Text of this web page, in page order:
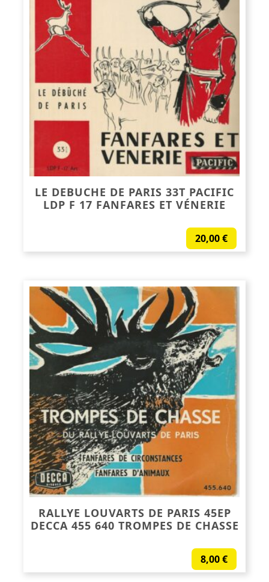
LE DEBUCHE DE PARIS 33T PACIFIC
LDP F 17 FANFARES ET VÉNERIE
20,00€
RALLYE LOUVARTS DE PARIS 45EP
DECCA 455 640 TROMPES DE CHASSE
8,00€